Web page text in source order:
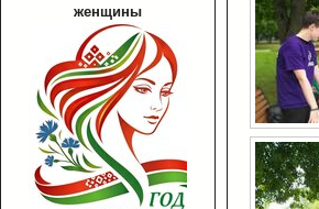
женщины